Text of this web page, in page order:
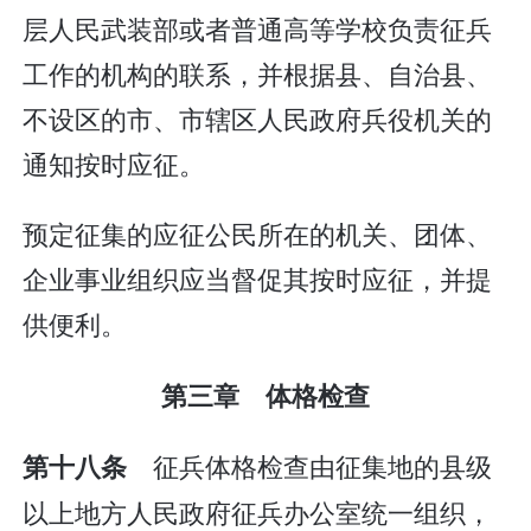
层人民武装部或者普通高等学校负责征兵
工作的机构的联系，并根据县、自治县、
不设区的市、市辖区人民政府兵役机关的
通知按时应征。
预定征集的应征公民所在的机关、团体、
企业事业组织应当督促其按时应征，并提
供便利。
第三章 体格检查
第十八条 征兵体格检查由征集地的县级
以上地方人民政府征兵办公室统一组织，